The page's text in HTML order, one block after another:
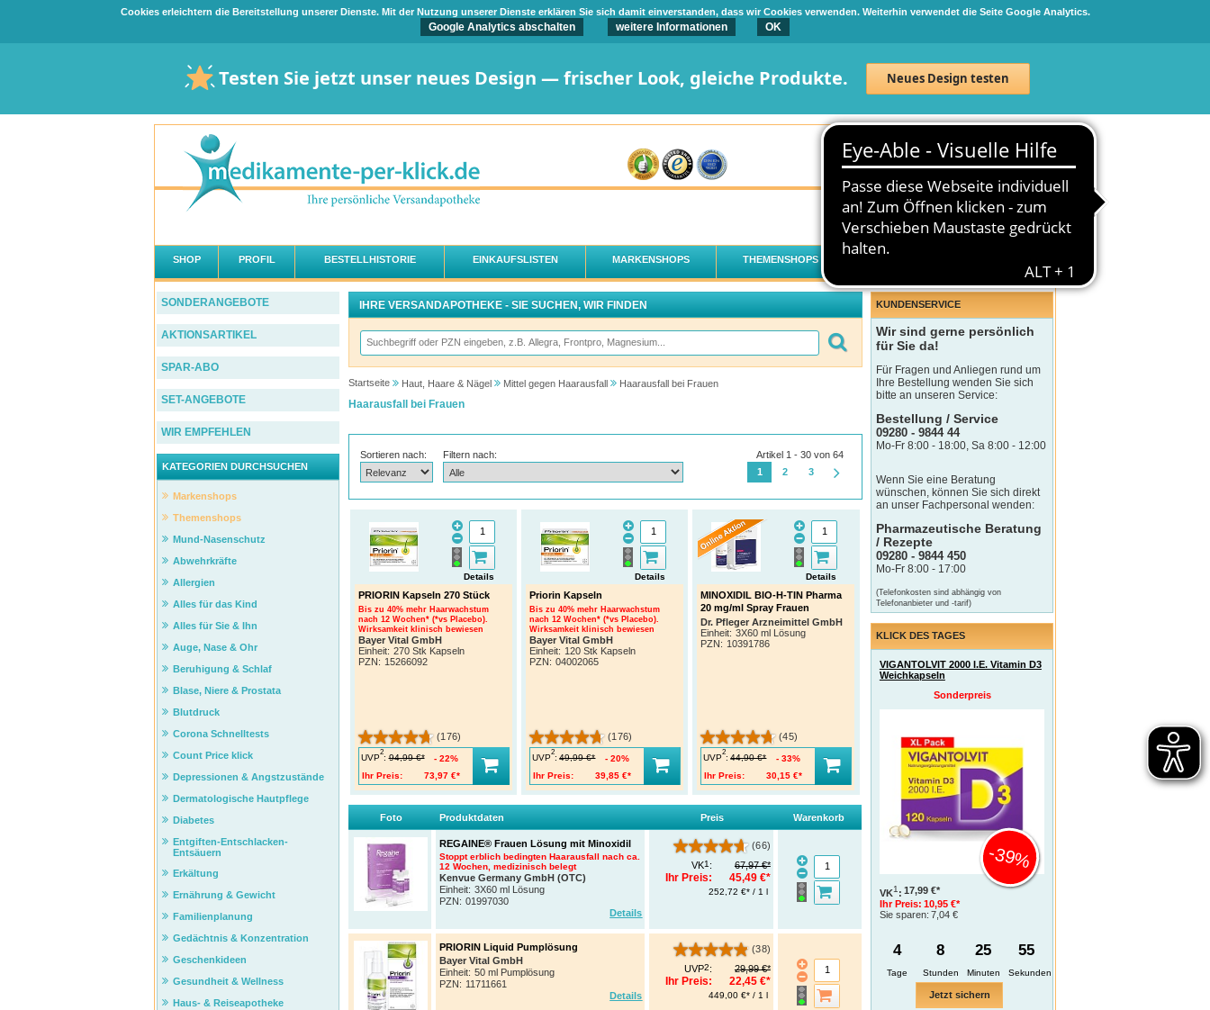
Cookies erleichtern die Bereitstellung unserer Dienste. Mit der Nutzung unserer Dienste erklären Sie sich damit einverstanden, dass wir Cookies verwenden. Weiterhin verwendet die Seite Google Analytics.
Google Analytics abschalten weitere Informationen OK
Testen Sie jetzt unser neues Design — frischer Look, gleiche Produkte. Neues Design testen
Neuanmeldung Anmelden
0 Artikel 0,00 €
SHOP PROFIL BESTELLHISTORIE EINKAUFSLISTEN MARKENSHOPS THEMENSHOPS
IHRE VERSANDAPOTHEKE - SIE SUCHEN, WIR FINDEN
Startseite Haut, Haare & Nägel Mittel gegen Haarausfall Haarausfall bei Frauen
Haarausfall bei Frauen
Sortieren nach: Filtern nach:
Artikel 1 - 30 von 64
1
2 3
PRIORIN Kapseln 270 Stück
Bis zu 40% mehr Haarwachstum
nach 12 Wochen* (*vs Placebo).
Wirksamkeit klinisch bewiesen
Bayer Vital GmbH
Einheit: 270 Stk Kapseln
PZN: 15266092
Details
(176)
UVP
2
: 94,99 €*
Ihr Preis:
73,97 €*
22%
Priorin Kapseln
Bis zu 40% mehr Haarwachstum
nach 12 Wochen* (*vs Placebo).
Wirksamkeit klinisch bewiesen
Bayer Vital GmbH
Einheit: 120 Stk Kapseln
PZN: 04002065
Details
(176)
UVP
2
: 49,99 €*
Ihr Preis:
39,85 €*
20%
MINOXIDIL BIO-H-TIN Pharma
20 mg/ml Spray Frauen
Dr. Pfleger Arzneimittel GmbH
Einheit: 3X60 ml Lösung
PZN: 10391786
Details
(45)
UVP
2
: 44,90 €*
Ihr Preis:
30,15 €*
33%
Foto Produktdaten Preis Warenkorb
REGAINE® Frauen Lösung mit Minoxidil
Stoppt erblich bedingten Haarausfall nach ca.
12 Wochen, medizinisch belegt
Kenvue Germany GmbH (OTC)
Einheit: 3X60 ml Lösung
PZN : 01997030
Details
(66)
VK1 : 67,97 €*
Ihr Preis: 45,49 €*
252,72 €* / 1 l
PRIORIN Liquid Pumplösung
Bayer Vital GmbH
Einheit: 50 ml Pumplösung
PZN: 11711661
Details
(38)
UVP2: 29,99 €*
Ihr Preis: 22,45 €*
449,00 €* / 1 l
SONDERANGEBOTE
AKTIONSARTIKEL
SPAR-ABO
SET-ANGEBOTE
WIR EMPFEHLEN
KATEGORIEN DURCHSUCHEN
Markenshops
Themenshops
Mund-Nasenschutz
Abwehrkräfte
Allergien
Alles für das Kind
Alles für Sie & Ihn
Auge, Nase & Ohr
Beruhigung & Schlaf
Blase, Niere & Prostata
Blutdruck
Corona Schnelltests
Count Price klick
Depressionen & Angstzustände
Dermatologische Hautpflege
Diabetes
Entgiften-Entschlacken-
Entsäuern
Erkältung
Ernährung & Gewicht
Familienplanung
Gedächtnis & Konzentration
Geschenkideen
Gesundheit & Wellness
Haus- & Reiseapotheke
KUNDENSERVICE
Wir sind gerne persönlich
für Sie da!
Für Fragen und Anliegen rund um
Ihre Bestellung wenden Sie sich
bitte an unseren Service:
Bestellung / Service
09280 - 9844 44
Mo-Fr 8:00 - 18:00, Sa 8:00 - 12:00
Wenn Sie eine Beratung
wünschen, können Sie sich direkt
an unser Fachpersonal wenden:
Pharmazeutische Beratung
/ Rezepte
09280 - 9844 450
Mo-Fr 8:00 - 17:00
(Telefonkosten sind abhängig von
Telefonanbieter und -tarif)
KLICK DES TAGES
VIGANTOLVIT 2000 I.E. Vitamin D3
Weichkapseln
Sonderpreis
VK1 : 17,99 €*
Ihr Preis: 10,95 €*
Sie sparen: 7,04 €
-39%
4
Tage
8 25 54
Jetzt sichern